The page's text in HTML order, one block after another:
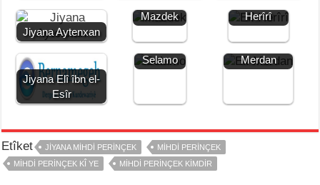
Jiyana Aytenxan
Mazdek
Herîrî
Jiyana Elî îbn el-
Esîr
Jiyana
Selamo
Jiyana Elî
Merdan
Etîket JIYANA MIHDI PERINÇEK
MIHDI PERINÇEK
MIHDI PERINÇEK KÎ YE
MIHDI PERINÇEK KIMDIR